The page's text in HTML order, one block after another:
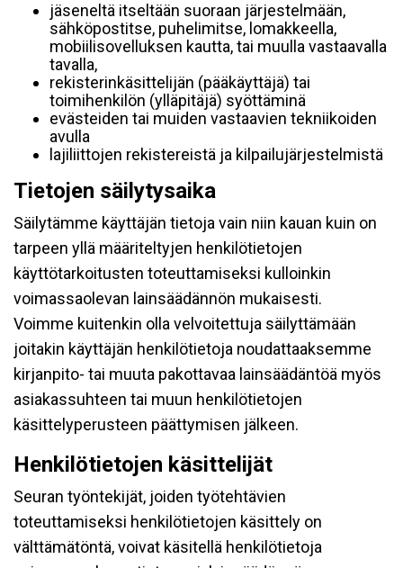
jäseneltä itseltään suoraan järjestelmään,
sähköpostitse, puhelimitse, lomakkeella,
mobiilisovelluksen kautta, tai muulla vastaavalla
tavalla,
rekisterinkäsittelijän (pääkäyttäjä) tai
toimihenkilön (ylläpitäjä) syöttäminä
evästeiden tai muiden vastaavien tekniikoiden
avulla
lajiliittojen rekistereistä ja kilpailujärjestelmistä
Tietojen säilytysaika
Säilytämme käyttäjän tietoja vain niin kauan kuin on
tarpeen yllä määriteltyjen henkilötietojen
käyttötarkoitusten toteuttamiseksi kulloinkin
voimassaolevan lainsäädännön mukaisesti.
Voimme kuitenkin olla velvoitettuja säilyttämään
joitakin käyttäjän henkilötietoja noudattaaksemme
kirjanpito- tai muuta pakottavaa lainsäädäntöä myös
asiakassuhteen tai muun henkilötietojen
käsittelyperusteen päättymisen jälkeen.
Henkilötietojen käsittelijät
Seuran työntekijät, joiden työtehtävien
toteuttamiseksi henkilötietojen käsittely on
välttämätöntä, voivat käsitellä henkilötietoja